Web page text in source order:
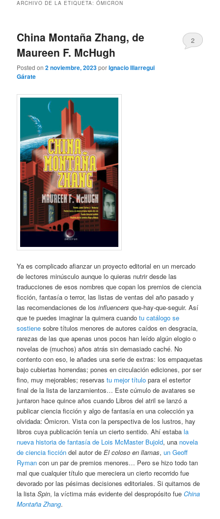
ARCHIVO DE LA ETIQUETA:ÓMICRON
China Montaña Zhang, de
Maureen F. McHugh
Posted on2 noviembre, 2023porIgnacio Illarregui
Gárate
2
Ya es complicado afianzar un proyecto editorial en un mercado
de lectores minúsculo aunque lo quieras nutrir desde las
traducciones de esos nombres que copan los premios de ciencia
ficción, fantasía o terror, las listas de ventas del año pasado y
las recomendaciones de losinfluencers que-hay-que-seguir. Así
que te puedes imaginar la quimera cuandotu catálogo se
sostiene sobre títulos menores de autores caídos en desgracia,
rarezas de las que apenas unos pocos han leído algún elogio o
novelas de (muchos) años atrás sin demasiado caché. No
contento con eso, le añades una serie de extras: los empaquetas
bajo cubiertas horrendas; pones en circulación ediciones, por ser
fino, muy mejorables; reservastu mejor título para el estertor
final de la lista de lanzamientos… Este cúmulo de avatares se
juntaron hace quince años cuando Libros del atril se lanzó a
publicar ciencia ficción y algo de fantasía en una colección ya
olvidada: Ómicron. Vista con la perspectiva de los lustros, hay
libros cuya publicación tenía un cierto sentido. Ahí estabala
nueva historia de fantasía de Lois McMaster Bujold, una novela
de ciencia ficción del autor deEl coloso en llamas,un Geoff
Ryman con un par de premios menores… Pero se hizo todo tan
mal que cualquier título que mereciera un cierto recorrido fue
devorado por las pésimas decisiones editoriales. Si quitamos de
la listaSpin, la víctima más evidente del despropósito fueChina
Montaña Zhang.